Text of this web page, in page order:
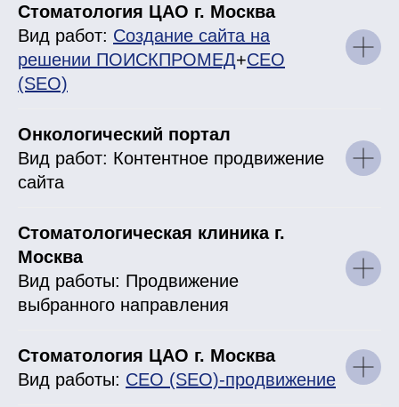
Стоматология ЦАО г. Москва
Вид работ: Создание сайта на
решении ПОИСКПРОМЕД+СЕО
(SEO)
Онкологический портал
Вид работ: Контентное продвижение
сайта
Стоматологическая клиника г.
Москва
Вид работы: Продвижение
выбранного направления
Стоматология ЦАО г. Москва
Вид работы: СЕО (SEO)-продвижение